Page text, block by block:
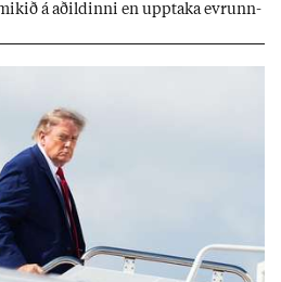
á að­ild­inni en upp­taka evr­unn­